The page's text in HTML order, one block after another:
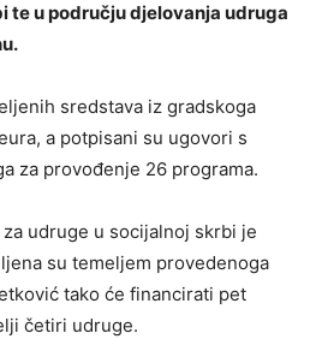
te u području djelovanja udruga
sredstava iz gradskoga
a potpisani su ugovori s
za provođenje 26 programa.
udruge u socijalnoj skrbi je
su temeljem provedenoga
tako će financirati pet
četiri udruge.